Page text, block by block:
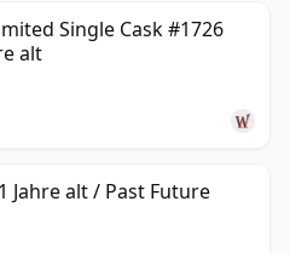
Single Cask #1726
alt
Jahre alt / Past Future